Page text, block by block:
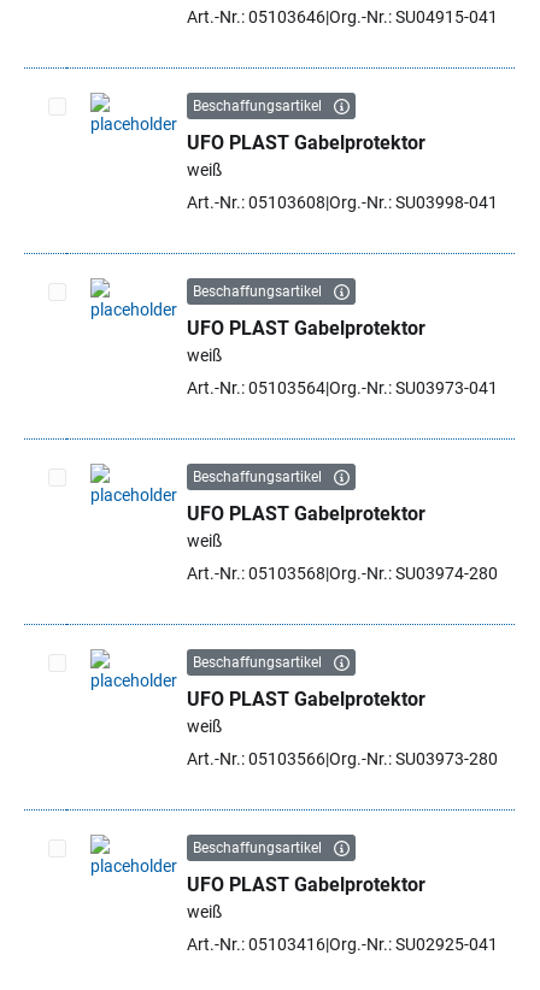
Art.-Nr.: 05103646Org.-Nr.: SU04915-041
Artikel auswählen
Beschaffungsartikel
UFO PLAST Gabelprotektor
weiß
Art.-Nr.: 05103608 Org.-Nr.: SU03998-041
Artikel auswählen
Beschaffungsartikel
UFO PLAST Gabelprotektor
weiß
Art.-Nr.: 05103564Org.-Nr.: SU03973-041
Artikel auswählen
Beschaffungsartikel
UFO PLAST Gabelprotektor
weiß
Art.-Nr.: 05103568 Org.-Nr.: SU03974-280
Artikel auswählen
Beschaffungsartikel
UFO PLAST Gabelprotektor
weiß
Art.-Nr.: 05103566Org.-Nr.: SU03973-280
Artikel auswählen
Beschaffungsartikel
UFO PLAST Gabelprotektor
weiß
Art.-Nr.: 05103416Org.-Nr.: SU02925-041